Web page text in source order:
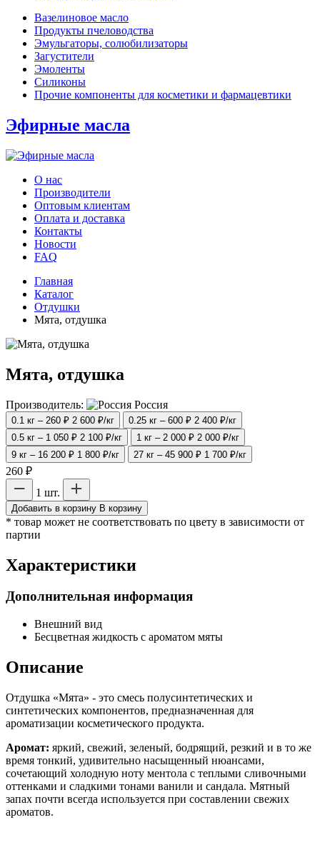
Вазелиновое масло
Продукты пчеловодства
Эмульгаторы, солюбилизаторы
Загустители
Эмоленты
Силиконы
Прочие компоненты для косметики и фармацевтики
Эфирные масла
О нас
Производители
Оптовым клиентам
Оплата и доставка
Контакты
Новости
FAQ
Главная
Каталог
Отдушки
Мята, отдушка
Мята, отдушка
Производитель: Россия
0.1 кг – 260 ₽ 2 600 ₽/кг 0.25 кг – 600 ₽ 2 400 ₽/кг
0.5 кг – 1 050 ₽ 2 100 ₽/кг 1 кг – 2 000 ₽ 2 000 ₽/кг
9 кг – 16 200 ₽ 1 800 ₽/кг 27 кг – 45 900 ₽ 1 700 ₽/кг
260 ₽
1 шт.
Добавить в корзину В корзину
* товар может не соответствовать по цвету в зависимости от
партии
Характеристики
Дополнительная информация
Внешний вид
Бесцветная жидкость с ароматом мяты
Описание
Отдушка «Мята» - это смесь полусинтетических и
синтетических компонентов, предназначенная для
ароматизации косметического продукта.
Аромат: яркий, свежий, зеленый, бодрящий, резкий и в то же
время тонкий, удивительно насыщенный нюансами,
сочетающий холодную ноту ментола с теплыми сливочными
оттенками и сладкими тонами ванили и сандала. Мятный
запах почти всегда используется при составлении свежих
ароматов.